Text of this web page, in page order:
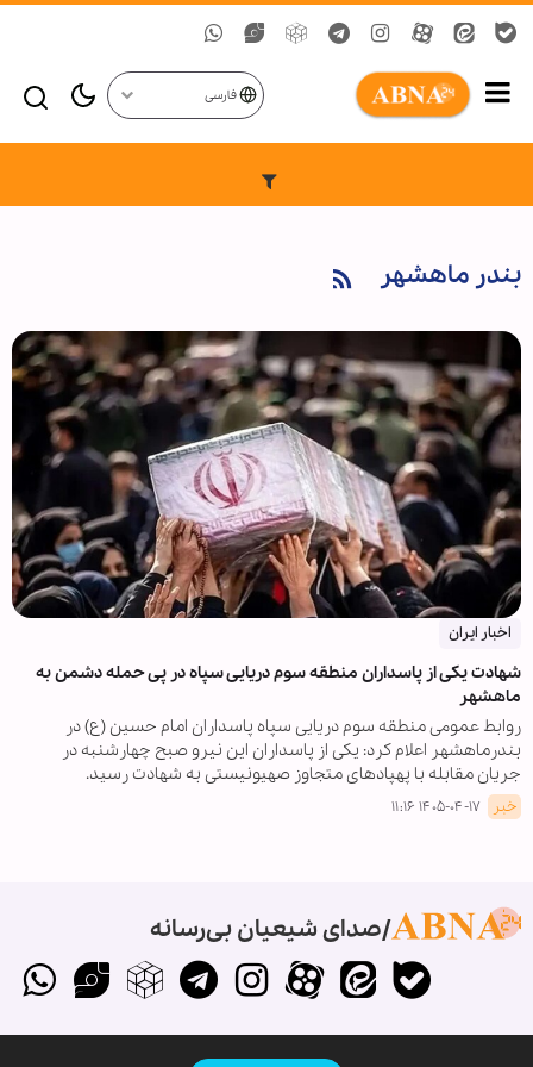
فارسی
بندر ماهشهر
اخبار ایران
شهادت یکی از پاسداران منطقه سوم دریایی سپاه در پی حمله دشمن به
ماهشهر
روابط عمومی منطقه سوم دریایی سپاه پاسداران امام حسین (ع) در
بندرماهشهر اعلام کرد: یکی از پاسداران این نیرو صبح چهارشنبه در
جریان مقابله با پهپادهای متجاوز صهیونیستی به شهادت رسید.
خبر ۱۴۰۵-۰۴-۱۷ ۱۱:۱۶
صدای شیعیان بی‌رسانه